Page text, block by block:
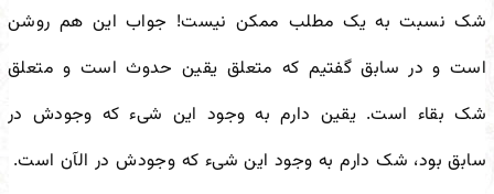
شک نسبت به یک مطلب ممکن نیست! جواب این هم روشن
است و در سابق گفتیم که متعلق یقین حدوث است و متعلق
شک بقاء است. یقین دارم به وجود این شیء که وجودش در
سابق بود، شک دارم به وجود این شیء که وجودش در الآن است.